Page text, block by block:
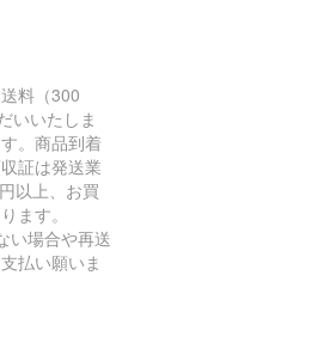
料（300
いいたしま
。商品到着
証は発送業
以上、お買
ます。
い場合や再送
払い願いま